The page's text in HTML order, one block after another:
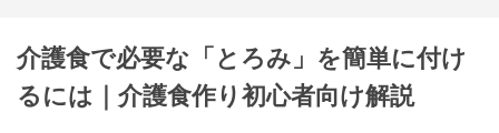
介護食で必要な「とろみ」を簡単に付け
るには｜介護食作り初心者向け解説